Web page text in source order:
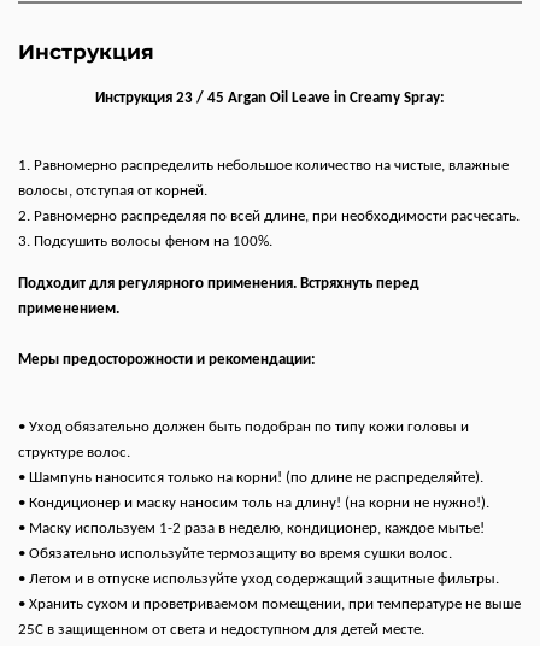
Инструкция
Инструкция 23 / 45 Argan Oil Leave in Creamy Spray:
1. Равномерно распределить небольшое количество на чистые, влажные
волосы, отступая от корней.
2. Равномерно распределяя по всей длине, при необходимости расчесать.
3. Подсушить волосы феном на 100%.
Подходит для регулярного применения. Встряхнуть перед
применением.
Меры предосторожности и рекомендации:
• Уход обязательно должен быть подобран по типу кожи головы и
структуре волос.
• Шампунь наносится только на корни! (по длине не распределяйте).
• Кондиционер и маску наносим толь на длину! (на корни не нужно!).
• Маску используем 1-2 раза в неделю, кондиционер, каждое мытье!
• Обязательно используйте термозащиту во время сушки волос.
• Летом и в отпуске используйте уход содержащий защитные фильтры.
• Хранить сухом и проветриваемом помещении, при температуре не выше
25С в защищенном от света и недоступном для детей месте.